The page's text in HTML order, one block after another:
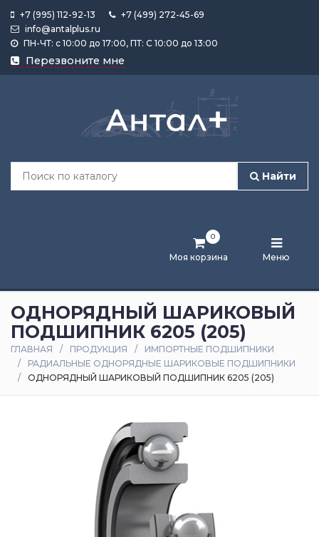
+7 (995) 112-92-13
+7 (499) 272-45-69
info@antalplus.ru
ПН-ЧТ: с 10:00 до 17:00, ПТ: С 10:00 до 13:00
Перезвоните мне
Найти
Моя корзина
0
Меню
Каталог
продукции
Лента
и
статьи
Оплата
доставка
ОДНОРЯДНЫЙ ШАРИКОВЫЙ
ПОДШИПНИК 6205 (205)
ГЛАВНАЯ ПРОДУКЦИЯ
ИМПОРТНЫЕ ПОДШИПНИКИ
РАДИАЛЬНЫЕ ОДНОРЯДНЫЕ ШАРИКОВЫЕ ПОДШИПНИКИ
ОДНОРЯДНЫЙ ШАРИКОВЫЙ ПОДШИПНИК 6205 (205)